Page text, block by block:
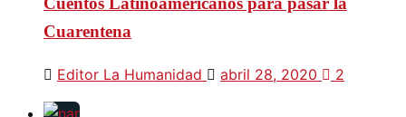
Cuarentena
Editor La Humanidad abril 28, 2020 2